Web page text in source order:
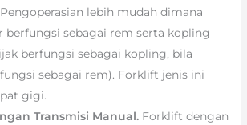
lebih mudah dimana
berfungsi sebagai rem serta kopling
berfungsi sebagai kopling, bila
sebagai rem). Forklift jenis ini
gigi.
Transmisi Manual.Forklift dengan